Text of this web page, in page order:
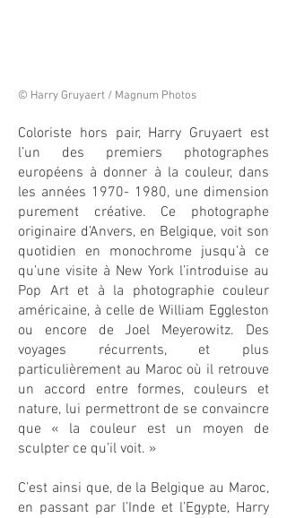
© Harry Gruyaert / Magnum Photos
Coloriste hors pair, Harry Gruyaert est
l’un des premiers photographes
européens à donner à la couleur, dans
les années 1970- 1980, une dimension
purement créative. Ce photographe
originaire d’Anvers, en Belgique, voit son
quotidien en monochrome jusqu’à ce
qu’une visite à New York l’introduise au
Pop Art et à la photographie couleur
américaine, à celle de William Eggleston
ou encore de Joel Meyerowitz. Des
voyages récurrents, et plus
particulièrement au Maroc où il retrouve
un accord entre formes, couleurs et
nature, lui permettront de se convaincre
que « la couleur est un moyen de
sculpter ce qu’il voit. »
C’est ainsi que, de la Belgique au Maroc,
en passant par l’Inde et l’Egypte, Harry